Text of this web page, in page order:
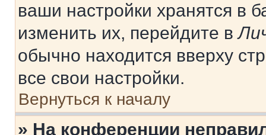
ваши настройки хранятся в
изменить их, перейдите в
обычно находится вверху
все свои настройки.
Вернуться к началу
» На конференции